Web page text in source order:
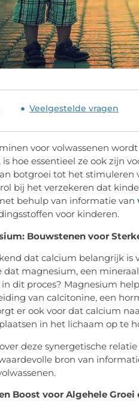
Veelgestelde vragen
voor volwassenen
hoe essentieel ze ook zijn
botgroei tot het
bij het verzekeren dat
behulp van informatie van
voor kinderen.
Bouwstenen voor
dat calcium belangrijk
dat magnesium, een
in dit proces? Magnesium
van calcitonine, een
er ook voor dat calcium
in het lichaam op te
deze synergetische relatie
bron van
Boost voor Algehele